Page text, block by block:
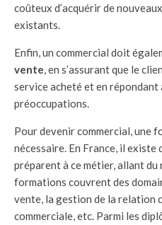
coûteux d’acquérir de
existants.
Enfin, un commercial doit
vente , en s’assurant que le
service acheté et en
préoccupations.
Pour devenir commercial, une
nécessaire. En France, il
préparent à ce métier, allant du
formations couvrent des
vente, la gestion de la relation
commerciale, etc. Parmi les